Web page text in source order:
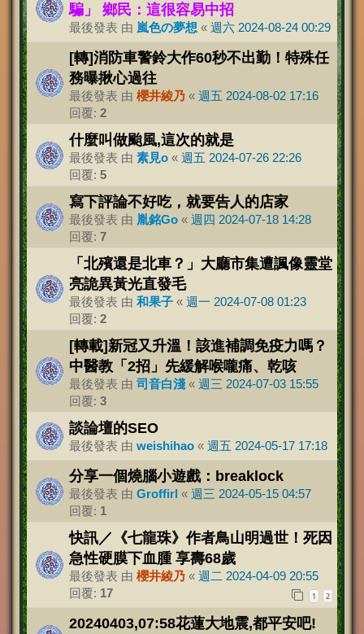
騙」 鄉民：這很容易中招
最後發表 由 嵐色の夢想 « 週六 2024-08-24 00:29
[轉]消防車警鈴大作60秒不出勤！特殊任
務曝揪心過往
最後發表 由 櫻井綾乃 « 週五 2024-08-02 17:16
回覆: 2
什麼叫做颱風,這次的就是
最後發表 由 素見o « 週五 2024-07-26 22:26
回覆: 5
寫下評論不好吃，就要告人的店家
最後發表 由 胤銘Go « 週四 2024-07-18 14:28
回覆: 7
「北殯還是北車？」大廳市集遭諷像靈堂
亮詭異黃光直發毛
最後發表 由 和果子 « 週一 2024-07-08 01:23
回覆: 2
[轉載]新冠又升溫！該進補調免疫力嗎？
中醫教「2招」先緩解喉嚨痛、乾咳
最後發表 由 司音白淺 « 週三 2024-07-03 15:55
回覆: 3
談論壇的SEO
最後發表 由 weishihao « 週五 2024-05-17 17:18
分享一個燒腦小遊戲：breaklock
最後發表 由 Groffirl « 週三 2024-05-15 04:57
回覆: 1
快訊／《七龍珠》作者鳥山明過世！死因
急性硬膜下血腫 享壽68歲
最後發表 由 櫻井綾乃 « 週二 2024-04-09 20:55
回覆: 17 1 2
20240403,07:58花蓮大地震,都平安吧!